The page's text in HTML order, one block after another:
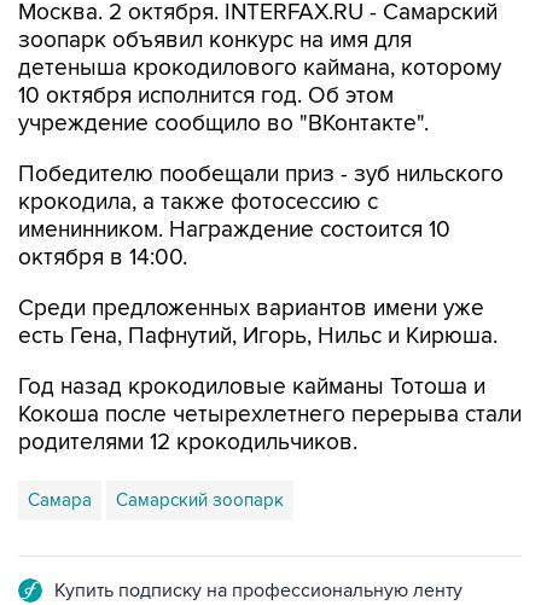
Москва. 2 октября. INTERFAX.RU - Самарский
зоопарк объявил конкурс на имя для
детеныша крокодилового каймана, которому
10 октября исполнится год. Об этом
учреждение сообщило во "ВКонтакте".
Победителю пообещали приз - зуб нильского
крокодила, а также фотосессию с
именинником. Награждение состоится 10
октября в 14:00.
Среди предложенных вариантов имени уже
есть Гена, Пафнутий, Игорь, Нильс и Кирюша.
Год назад крокодиловые кайманы Тотоша и
Кокоша после четырехлетнего перерыва стали
родителями 12 крокодильчиков.
Самара Самарский зоопарк
Купить подписку на профессиональную ленту